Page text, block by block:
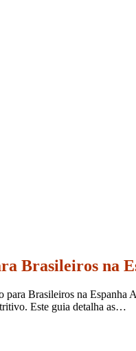
Brasileiros na
Brasileiros na Espanha
Este guia detalha as…